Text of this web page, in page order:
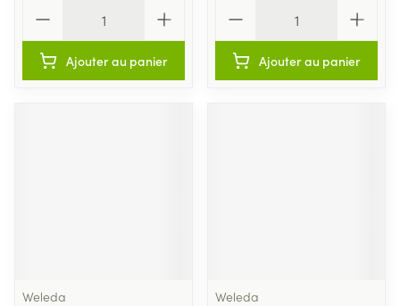
Ajouter au panier Ajouter au panier
Weleda
Weleda